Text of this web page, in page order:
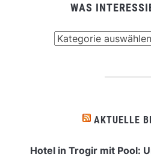
WAS
AKTUELLE
Hotel in Trogir mit Pool: